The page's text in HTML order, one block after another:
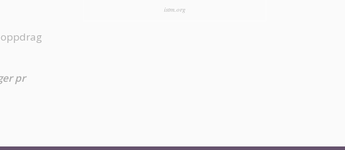
pr
istm.org